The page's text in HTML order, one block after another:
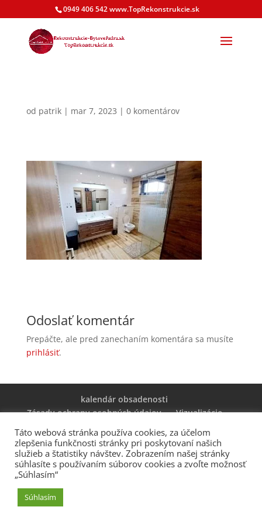
0949 406 542 www.TopRekonstrukcie.sk
od patrik| mar 7, 2023 | 0 komentárov
Odoslať komentár
Prepáčte, ale pred zanechaním komentára sa musíte
prihlásiť.
kalendár obsadenosti
Zásady ochrany osobných údajov
Vizualizácie
Táto webová stránka používa cookies, za účelom
zlepšenia funkčnosti stránky pri poskytovaní našich
služieb a štatistiky návštev. Zobrazením našej stránky
súhlasíte s používaním súborov cookies a zvoľte možnosť
„Súhlasím“
Súhlasím